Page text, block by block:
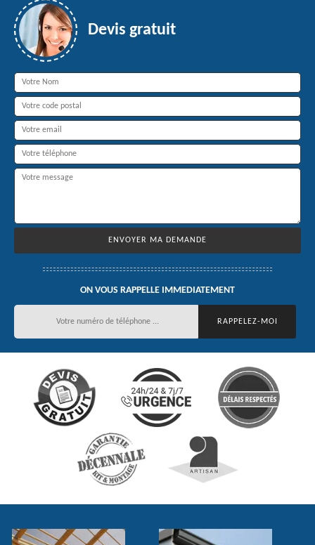
Devis gratuit
ON VOUS RAPPELLE IMMEDIATEMENT